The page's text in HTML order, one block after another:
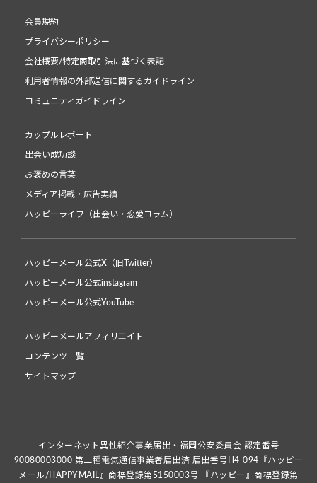
会員規約
プライバシーポリシー
会社概要/特定商取引法に基づく表記
利用者情報の外部送信に関するガイドライン
コミュニティガイドライン
カップルレポート
出会い成功談
お褒めの言葉
メディア掲載・広告実績
ハッピーライフ（出会い・恋愛コラム）
ハッピーメール公式X（旧Twitter）
ハッピーメール公式instagram
ハッピーメール公式YouTube
ハッピーメールアフィリエイト
コンテンツ一覧
サイトマップ
インターネット異性紹介事業届出・福岡公安委員会 認定番号
90080003000 第二種電気通信事業者届出済 届出番号H4-094『ハッピー
メール/HAPPYMAIL』商標登録第5150003号 『ハッピー』商標登録第